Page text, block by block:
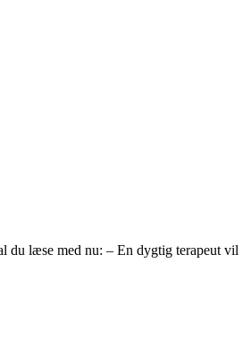
du læse med nu: – En dygtig terapeut vil